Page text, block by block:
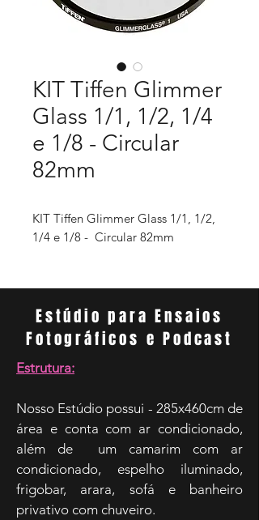
KIT Tiffen Glimmer
Glass 1/1, 1/2, 1/4
e 1/8 - Circular
82mm
KIT Tiffen Glimmer Glass 1/1, 1/2,
1/4 e 1/8 - Circular 82mm
Estúdio para Ensaios
Fotográficos e Podcast
Estrutura:
Nosso Estúdio possui - 285x460cm de
área e conta com ar condicionado,
além de um camarim com ar
condicionado, espelho iluminado,
frigobar, arara, sofá e banheiro
privativo com chuveiro.